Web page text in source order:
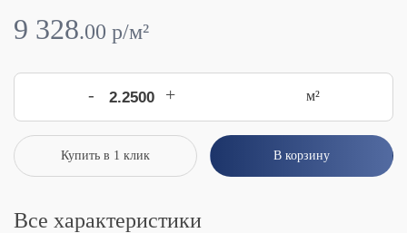
9 328.00 p/м²
- + м²
Купить в 1 клик В корзину
Все характеристики